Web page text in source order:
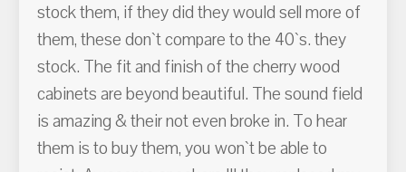
stock them, if they did they would sell more of
them, these don`t compare to the 40`s. they
stock. The fit and finish of the cherry wood
cabinets are beyond beautiful. The sound field
is amazing & their not even broke in. To hear
them is to buy them, you won`t be able to